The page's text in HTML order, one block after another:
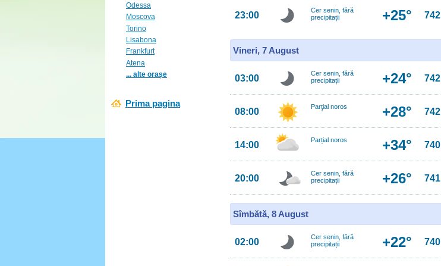
Odessa
Moscova
Torino
Lisabona
Frankfurt
Atena
... alte orașe
Prima pagina
23:00
Cer senin, fără
precipitații
+25° 742
Vineri, 7 August
03:00
Cer senin, fără
precipitații
+24° 742
08:00 Parţial noros +28° 742
14:00 Parțial noros +34° 740
20:00
Cer senin, fără
precipitații
+26° 741
Sîmbătă, 8 August
02:00
Cer senin, fără
precipitații
+22° 740